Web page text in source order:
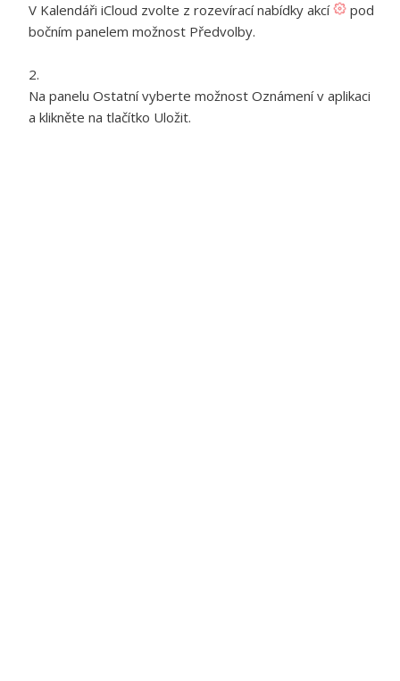
V Kalendáři iCloud zvolte z rozevírací nabídky akcí
pod
bočním panelem možnost Předvolby.
Na panelu Ostatní vyberte možnost Oznámení v aplikaci
a klikněte na tlačítko Uložit.